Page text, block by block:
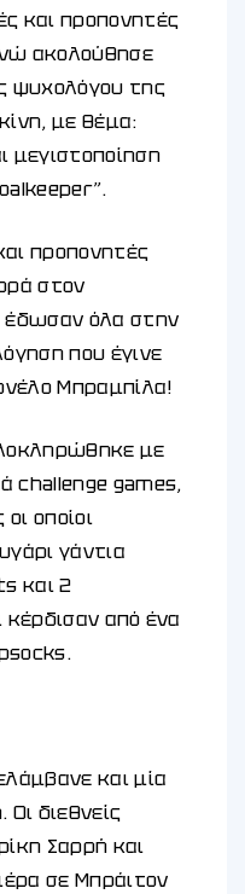
και προπονητές
ακολούθησε
ψυχολόγου της
με θέμα:
μεγιστοποίηση
προπονητές
στον
έδωσαν όλα στην
που έγινε
Μπραμπίλα!
με
challenge games,
οποίοι
γάντια
και 2
κέρδισαν από ένα
και μία
διεθνείς
Σαρρή και
σε Μπράιτον